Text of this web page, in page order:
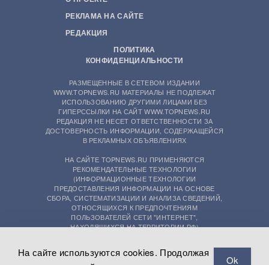
РЕКЛАМА НА САЙТЕ
РЕДАКЦИЯ
ПОЛИТИКА
КОНФИДЕНЦИАЛЬНОСТИ
РАЗМЕЩЕННЫЕ В СЕТЕВОМ ИЗДАНИИ
WWW.TOPNEWS.RU МАТЕРИАЛЫ НЕ ПОДЛЕЖАТ
ИСПОЛЬЗОВАНИЮ ДРУГИМИ ЛИЦАМИ БЕЗ
ГИПЕРССЫЛКИ НА САЙТ WWW.TOPNEWS.RU
РЕДАКЦИЯ НЕ НЕСЕТ ОТВЕТСТВЕННОСТИ ЗА
ДОСТОВЕРНОСТЬ ИНФОРМАЦИИ, СОДЕРЖАЩЕЙСЯ
В РЕКЛАМНЫХ ОБЪЯВЛЕНИЯХ
НА САЙТЕ TOPNEWS.RU ПРИМЕНЯЮТСЯ
РЕКОМЕНДАТЕЛЬНЫЕ ТЕХНОЛОГИИ
(ИНФОРМАЦИОННЫЕ ТЕХНОЛОГИИ
ПРЕДОСТАВЛЕНИЯ ИНФОРМАЦИИ НА ОСНОВЕ
СБОРА, СИСТЕМАТИЗАЦИИ И АНАЛИЗА СВЕДЕНИЙ,
ОТНОСЯЩИХСЯ К ПРЕДПОЧТЕНИЯМ
ПОЛЬЗОВАТЕЛЕЙ СЕТИ "ИНТЕРНЕТ",
НАХОДЯЩИХСЯ НА ТЕРРИТОРИИ РФ)
На сайте используются cookies. Продолжая
Ok